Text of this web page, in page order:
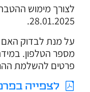
לצורך מימוש
28.01.2025.
על מנת לבדוק
מספר הטלפון.
פרטים להשלמת
לצפייה